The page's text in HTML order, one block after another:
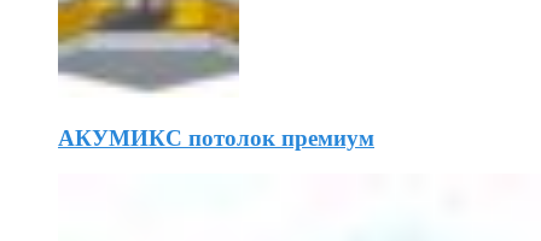
АКУМИКС потолок премиум